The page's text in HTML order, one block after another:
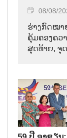
08/08/
ຮ່າງກົດໝາ
ຄຸ້ມຄອງຄວ
ສຸດທ້າຍ, ຈຸ